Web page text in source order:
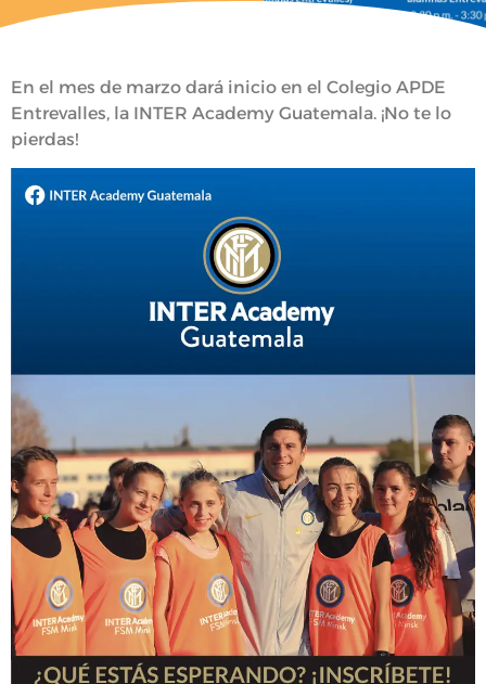
En el mes de marzo dará inicio en el Colegio APDE
Entrevalles, la INTER Academy Guatemala. ¡No te lo
pierdas!